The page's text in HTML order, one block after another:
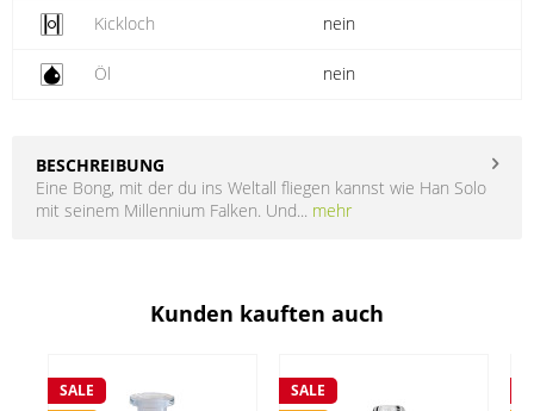
Kickloch nein
Öl nein
BESCHREIBUNG
Eine Bong, mit der du ins Weltall fliegen kannst wie Han Solo
mit seinem Millennium Falken. Und... mehr
Kunden kauften auch
SALE SALE